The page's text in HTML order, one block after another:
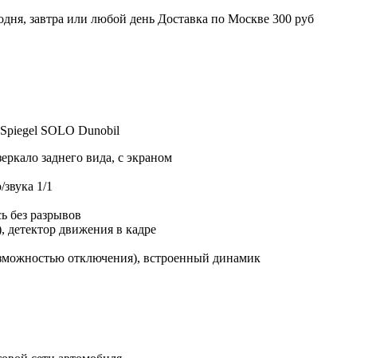
завтра или любой день Доставка по Москве 300 руб
SOLO Dunobil
заднего вида, с экраном
1/1
без разрывов
движения в кадре
отключения), встроенный динамик